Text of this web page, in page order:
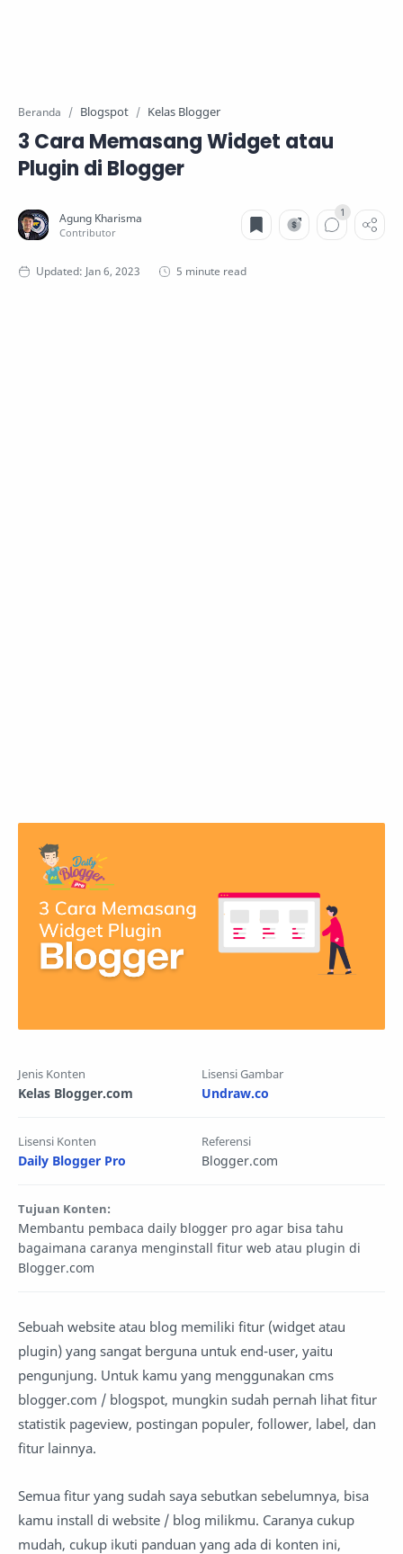
Beranda Blogspot Kelas Blogger
3 Cara Memasang Widget atau
Plugin di Blogger
5 minute read
Jenis Konten
Kelas Blogger.com
Lisensi Gambar
Undraw.co
Lisensi Konten
Daily Blogger Pro
Referensi
Blogger.com
Tujuan Konten:
Membantu pembaca daily blogger pro agar bisa tahu
bagaimana caranya menginstall fitur web atau plugin di
Blogger.com
Sebuah website atau blog memiliki fitur (widget atau
plugin) yang sangat berguna untuk end-user, yaitu
pengunjung. Untuk kamu yang menggunakan cms
blogger.com / blogspot, mungkin sudah pernah lihat fitur
statistik pageview, postingan populer, follower, label, dan
fitur lainnya.
Semua fitur yang sudah saya sebutkan sebelumnya, bisa
kamu install di website / blog milikmu. Caranya cukup
mudah, cukup ikuti panduan yang ada di konten ini,